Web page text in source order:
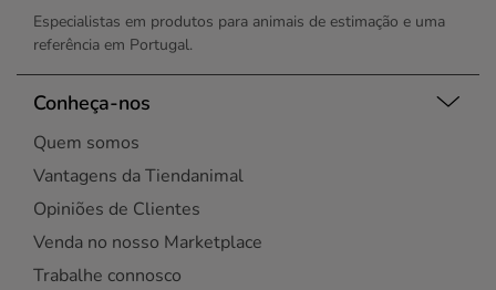
Especialistas em produtos para animais de estimação e uma
referência em Portugal.
Conheça-nos
Quem somos
Vantagens da Tiendanimal
Opiniões de Clientes
Venda no nosso Marketplace
Trabalhe connosco